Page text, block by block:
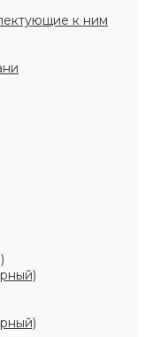
к ним